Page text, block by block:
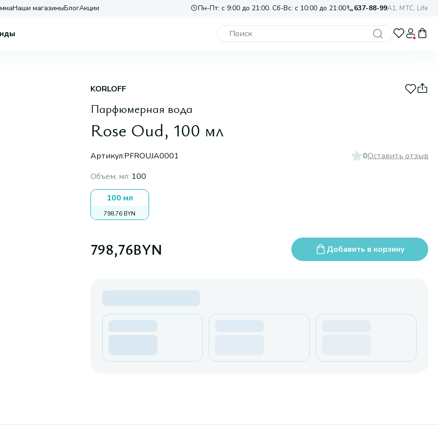
Наши магазиныБлогАкции Пн-Пт: с 9:00 до 21:00. Сб-Вс: с 10:00 до 21:00 637-88-99A1, МТС, Life
KORLOFF
Парфюмерная вода
Rose Oud, 100 мл
Артикул:PFROUJA0001 0Оставить отзыв
Объем, мл: 100
100 мл
798,76 BYN
798,76BYN Добавить в корзину